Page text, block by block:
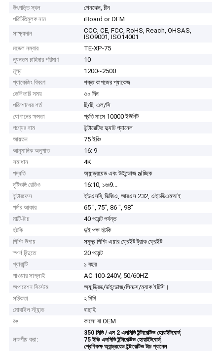
উৎপত্তি স্থল
শেনঝেন, চীন
পরিচিতিমুলক নাম
iBoard or OEM
সাক্ষ্যদান
CCC, CE, FCC, RoHS, Reach, OHSAS,
ISO9001, ISO14001
মডেল নম্বার
TE-XP-75
ন্যূনতম চাহিদার পরিমাণ
10
মূল্য
1200~2500
প্যাকেজিং বিবরণ
শক্ত কাগজের প্যাকেজ
ডেলিভারি সময়
৩০ দিন
পরিশোধের শর্ত
টি/টি, এল/সি
যোগানের ক্ষমতা
প্রতি মাসে 10000 ইউনিট
পণ্যের নাম
ইন্টারেক্টিভ ফ্ল্যাট প্যানেল
আয়তন
75 ইঞ্চি
আনুমানিক অনুপাত
16: 9
সমাধান
4K
পদ্ধতি
অ্যান্ড্রয়েড এবং উইন্ডোজ alচ্ছিক
দৃষ্টিভঙ্গি রেডিও
16:10, ১৬ঃ9...
ইন্টারফেস
ইউএসবি, ভিজিএ, আরএস 232, এইচডিএমআই
পর্দার আকার
65 ", 75", 86 ", 98"
মাল্টি-টাচ
40 পয়েন্ট পর্যন্ত
হটকি
দুই পক্ষ হটকি
শিপিং উপায়
সমুদ্র শিপিং এয়ার ফ্রেইট ট্রাক ফ্রেইট
স্পর্শ বিন্দুতে
20 পয়েন্ট
গ্যারান্টি
১ বছর
পাওয়ার সাপ্লাই
AC 100-240V, 50/60HZ
অপারেশন সিস্টেম
অ্যান্ড্রিড/উইন্ডোজ/লিনাক্স/ম্যাক.ইটিসি।
সঠিকতা
২ মিমি
মোবাইল স্ট্যান্ড
বাছাই
রঙ
কালো বা OEM
লক্ষণীয় করা:
350 সিডি / এম 2 এলসিডি ইন্টারেক্টিভ হোয়াইটবোর্ড,
75 ইঞ্চি এলসিডি ইন্টারেক্টিভ হোয়াইটবোর্ড,
শ্রেণিকক্ষ অ্যান্ড্রয়েড ইন্টারেক্টিভ টাচ প্যানেল